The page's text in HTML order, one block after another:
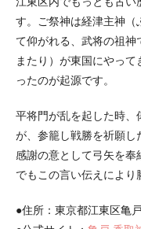
す。ご祭神は経津主神（
て仰がれる、武将の祖
またり）が東国にやっ
ったのが起源です。
平将門が乱を起した時、
が、参籠し戦勝を祈願し
感謝の意として弓矢を
でもこの言い伝えにより
●住所：東京都江東区亀